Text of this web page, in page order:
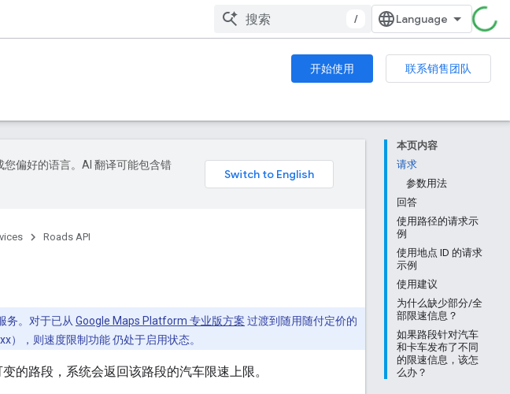
/
开始使用
联系销售团队
本页内容
请求
参数用法
回答
使用路径的请求示
例
使用地点 ID 的请求
示例
使用建议
为什么缺少部分/全
部限速信息？
如果路段针对汽车
和卡车发布了不同
的限速信息，该怎
么办？
偏好的语言。AI 翻译可能包含错
Roads API
务。对于已从 Google Maps Platform 专业版方案 过渡到随用随付定价的
），则速度限制功能 仍处于启用状态。
的路段，系统会返回该路段的汽车限速上限。